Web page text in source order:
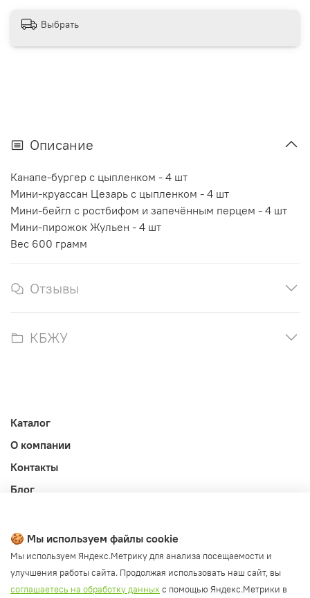
Выбрать
Описание
Канапе-бургер с цыпленком - 4 шт
Мини-круассан Цезарь с цыпленком - 4 шт
Мини-бейгл с ростбифом и запечённым перцем - 4 шт
Мини-пирожок Жульен - 4 шт
Вес 600 грамм
Отзывы
КБЖУ
Каталог
О компании
Контакты
Блог
Публичная оферта
Политика конфиденциальности и обработки ПД
Согласие на обработку ПД
🍪 Мы используем файлы cookie
Мы используем Яндекс.Метрику для анализа посещаемости и
улучшения работы сайта. Продолжая использовать наш сайт, вы
соглашаетесь на обработку данных с помощью Яндекс.Метрики в